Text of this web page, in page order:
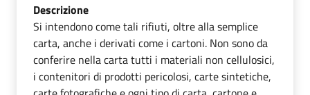
Descrizione
Si intendono come tali rifiuti, oltre alla semplice
carta, anche i derivati come i cartoni. Non sono da
conferire nella carta tutti i materiali non cellulosici,
i contenitori di prodotti pericolosi, carte sintetiche,